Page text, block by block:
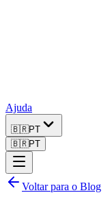
Ajuda
🇧🇷PT
🇧🇷PT
Voltar para o Blog